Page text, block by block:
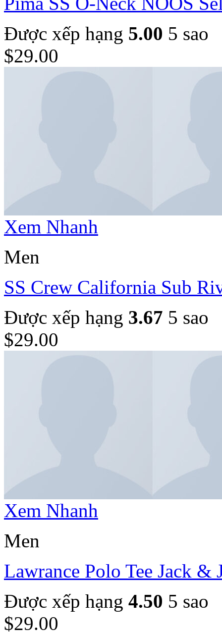
Được xếp hạng 5.00 5 sao
$29.00
Xem Nhanh
Men
SS Crew California Sub
Được xếp hạng 3.67 5 sao
$29.00
Xem Nhanh
Men
Lawrance Polo Tee Jack &
Được xếp hạng 4.50 5 sao
$29.00